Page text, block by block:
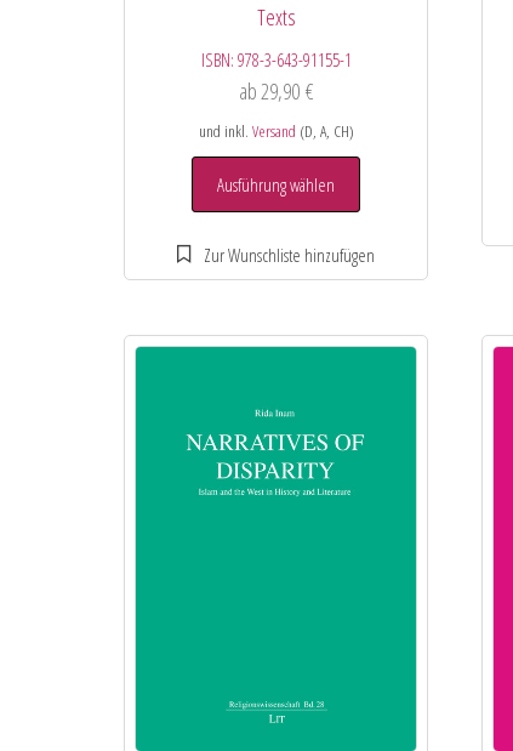
Texts
ISBN: 978-3-643-91155-1
ab29,90 €
und inkl. Versand (D, A, CH)
Ausführung wählen